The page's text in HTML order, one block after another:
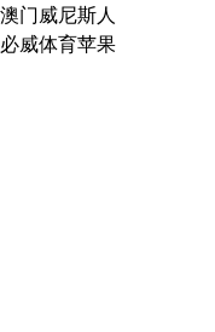
澳门威尼斯人
必威体育苹果